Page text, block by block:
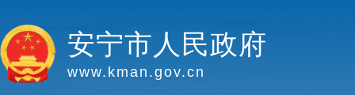
安宁市人民政府
www.kman.gov.cn